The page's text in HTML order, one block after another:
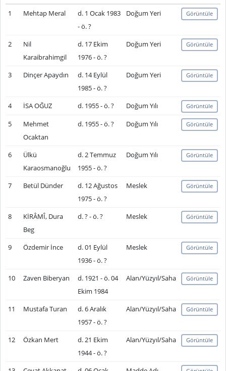
1
Mehtap Meral
d. 1 Ocak 1983
- ö. ?
Doğum Yeri Görüntüle
2
Nil
Karaibrahimgil
d. 17 Ekim
1976 - ö. ?
Doğum Yeri Görüntüle
3 Dinçer Apaydın
d. 14 Eylül
1985 - ö. ?
Doğum Yeri Görüntüle
4 İSA OĞUZ d. 1955 - ö. ? Doğum Yılı Görüntüle
5
Mehmet
Ocaktan
d. 1955 - ö. ? Doğum Yılı Görüntüle
6
Ülkü
Karaosmanoğlu
d. 2 Temmuz
1955 - ö. ?
Doğum Yılı Görüntüle
7 Betül Dünder
d. 12 Ağustos
1975 - ö. ?
Meslek Görüntüle
8
KİRÂMÎ, Dura
Beg
d. ? - ö. ? Meslek Görüntüle
9 Özdemir İnce
d. 01 Eylül
1936 - ö. ?
Meslek Görüntüle
10 Zaven Biberyan
d. 1921 - ö. 04
Ekim 1984
Alan/Yüzyıl/Saha Görüntüle
11 Mustafa Turan
d. 6 Aralık
1957 - ö. ?
Alan/Yüzyıl/Saha Görüntüle
12 Özkan Mert
d. 21 Ekim
1944 - ö. ?
Alan/Yüzyıl/Saha Görüntüle